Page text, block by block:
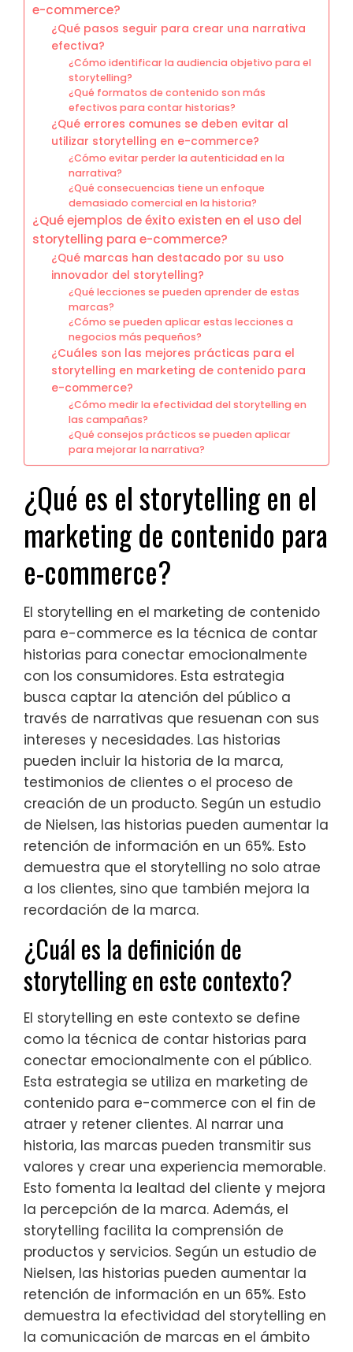
e-commerce?
¿Qué pasos seguir para crear una narrativa
efectiva?
¿Cómo identificar la audiencia objetivo para el
storytelling?
¿Qué formatos de contenido son más
efectivos para contar historias?
¿Qué errores comunes se deben evitar al
utilizar storytelling en e-commerce?
¿Cómo evitar perder la autenticidad en la
narrativa?
¿Qué consecuencias tiene un enfoque
demasiado comercial en la historia?
¿Qué ejemplos de éxito existen en el uso del
storytelling para e-commerce?
¿Qué marcas han destacado por su uso
innovador del storytelling?
¿Qué lecciones se pueden aprender de estas
marcas?
¿Cómo se pueden aplicar estas lecciones a
negocios más pequeños?
¿Cuáles son las mejores prácticas para el
storytelling en marketing de contenido para
e-commerce?
¿Cómo medir la efectividad del storytelling en
las campañas?
¿Qué consejos prácticos se pueden aplicar
para mejorar la narrativa?
¿Qué es el storytelling en el
marketing de contenido para
e-commerce?
El storytelling en el marketing de contenido
para e-commerce es la técnica de contar
historias para conectar emocionalmente
con los consumidores. Esta estrategia
busca captar la atención del público a
través de narrativas que resuenan con sus
intereses y necesidades. Las historias
pueden incluir la historia de la marca,
testimonios de clientes o el proceso de
creación de un producto. Según un estudio
de Nielsen, las historias pueden aumentar la
retención de información en un 65%. Esto
demuestra que el storytelling no solo atrae
a los clientes, sino que también mejora la
recordación de la marca.
¿Cuál es la definición de
storytelling en este contexto?
El storytelling en este contexto se define
como la técnica de contar historias para
conectar emocionalmente con el público.
Esta estrategia se utiliza en marketing de
contenido para e-commerce con el fin de
atraer y retener clientes. Al narrar una
historia, las marcas pueden transmitir sus
valores y crear una experiencia memorable.
Esto fomenta la lealtad del cliente y mejora
la percepción de la marca. Además, el
storytelling facilita la comprensión de
productos y servicios. Según un estudio de
Nielsen, las historias pueden aumentar la
retención de información en un 65%. Esto
demuestra la efectividad del storytelling en
la comunicación de marcas en el ámbito